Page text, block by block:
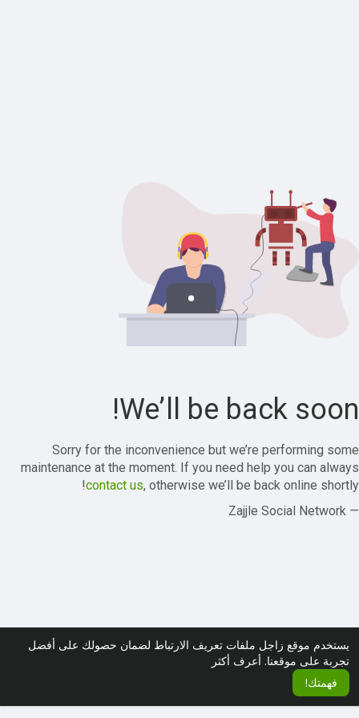
يستخدم موقع زاجل ملفات تعريف الارتباط لضمان حصولك على أفضل
تجربة على موقعنا. أعرف أكثر
فهمتك!
We’ll be back soon!
Sorry for the inconvenience but we’re performing some
maintenance at the moment. If you need help you can always
contact us, otherwise we’ll be back online shortly!
— Zajjle Social Network